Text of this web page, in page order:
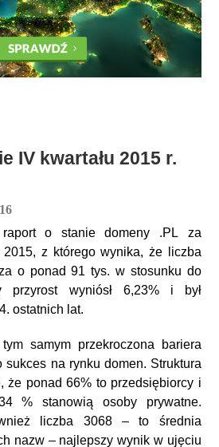
IV kwartału 2015 r.
raport o stanie domeny .PL za
2015, z którego wynika, że liczba
o ponad 91 tys. w stosunku do
przyrost wyniósł 6,23% i był
ostatnich lat.
samym przekroczona bariera
sukces na rynku domen. Struktura
że ponad 66% to przedsiębiorcy i
% stanowią osoby prywatne.
liczba 3068 – to średnia
nazw – najlepszy wynik w ujęciu